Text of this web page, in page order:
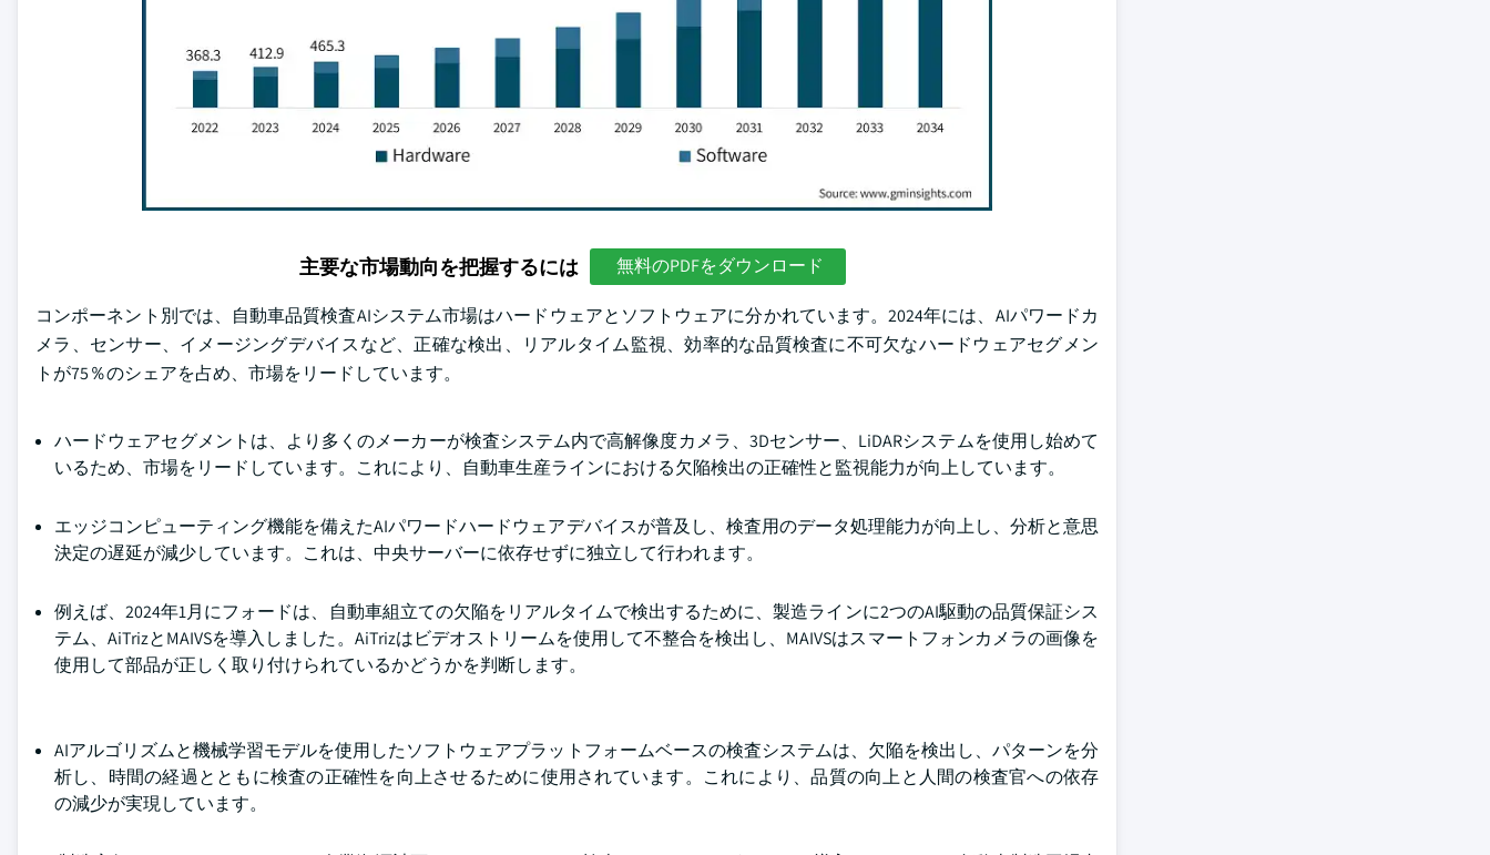
主要な市場動向を把握するには 無料のPDFをダウンロード
コンポーネント別では、自動車品質検査AIシステム市場はハードウェアとソフトウェアに分かれています。2024年には、AIパワードカ
メラ、センサー、イメージングデバイスなど、正確な検出、リアルタイム監視、効率的な品質検査に不可欠なハードウェアセグメン
トが75％のシェアを占め、市場をリードしています。
ハードウェアセグメントは、より多くのメーカーが検査システム内で高解像度カメラ、3Dセンサー、LiDARシステムを使用し始めて
いるため、市場をリードしています。これにより、自動車生産ラインにおける欠陥検出の正確性と監視能力が向上しています。
エッジコンピューティング機能を備えたAIパワードハードウェアデバイスが普及し、検査用のデータ処理能力が向上し、分析と意思
決定の遅延が減少しています。これは、中央サーバーに依存せずに独立して行われます。
例えば、2024年1月にフォードは、自動車組立ての欠陥をリアルタイムで検出するために、製造ラインに2つのAI駆動の品質保証シス
テム、AiTrizとMAIVSを導入しました。AiTrizはビデオストリームを使用して不整合を検出し、MAIVSはスマートフォンカメラの画像を
使用して部品が正しく取り付けられているかどうかを判断します。
AIアルゴリズムと機械学習モデルを使用したソフトウェアプラットフォームベースの検査システムは、欠陥を検出し、パターンを分
析し、時間の経過とともに検査の正確性を向上させるために使用されています。これにより、品質の向上と人間の検査官への依存
の減少が実現しています。